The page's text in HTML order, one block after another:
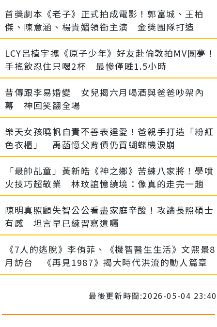
首獎劇本《老子》正式拍成電影！郭富城、王柏
傑、陳意涵、楊貴媚領銜主演 金獎團隊打造
LCY呂植宇攜《原子少年》好友赴倫敦拍MV圓夢！
手搖飲忍住只喝2杯 最慘僅睡1.5小時
昔傳跟李易婚變 女兒揭六月喝酒與爸爸吵架內
幕 神回笑翻全場
樂天女孩曉帆自責不善表達愛！爸親手打造「粉紅
色衣櫃」 禹菡憶父背債仍買蝴蝶機淚崩
「最帥乩童」黃新皓《神之鄉》苦練八家將！學噴
火技巧超敬業 林玟誼憶繞境：像真的走完一趟
陳明真照顧失智公公看盡家庭辛酸！攻讀長照碩士
有感 坦言早已練習寫遺囑
《7人的逃脫》李侑菲、《機智醫生生活》文熙景8
月訪台 《再見1987》揭大時代洪流的動人篇章
最後更新時間:2026-05-04 23:40